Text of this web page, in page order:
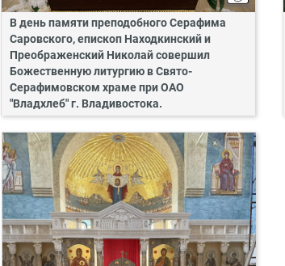
В день памяти преподобного Серафима
Саровского, епископ Находкинский и
Преображенский Николай совершил
Божественную литургию в Свято-
Серафимовском храме при ОАО
"Владхлеб" г. Владивостока.